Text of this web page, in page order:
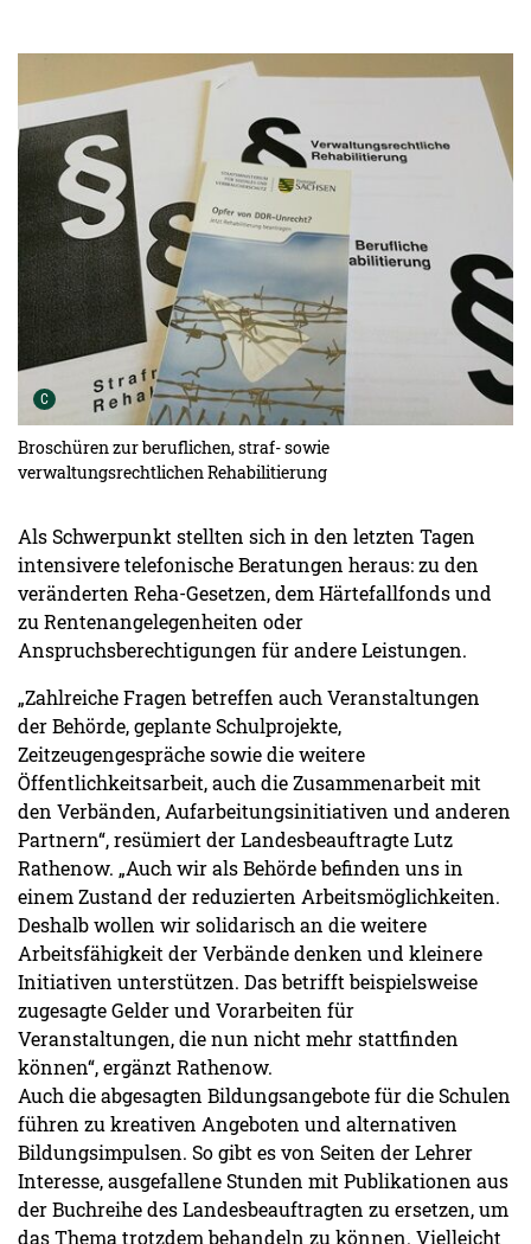
C Urheber der Grafik:
Broschüren zur beruflichen, straf- sowie
verwaltungsrechtlichen Rehabilitierung
Als Schwerpunkt stellten sich in den letzten Tagen
intensivere telefonische Beratungen heraus: zu den
veränderten Reha-Gesetzen, dem Härtefallfonds und
zu Rentenangelegenheiten oder
Anspruchsberechtigungen für andere Leistungen.
„Zahlreiche Fragen betreffen auch Veranstaltungen
der Behörde, geplante Schulprojekte,
Zeitzeugengespräche sowie die weitere
Öffentlichkeitsarbeit, auch die Zusammenarbeit mit
den Verbänden, Aufarbeitungsinitiativen und anderen
Partnern“, resümiert der Landesbeauftragte Lutz
Rathenow. „Auch wir als Behörde befinden uns in
einem Zustand der reduzierten Arbeitsmöglichkeiten.
Deshalb wollen wir solidarisch an die weitere
Arbeitsfähigkeit der Verbände denken und kleinere
Initiativen unterstützen. Das betrifft beispielsweise
zugesagte Gelder und Vorarbeiten für
Veranstaltungen, die nun nicht mehr stattfinden
können“, ergänzt Rathenow.
Auch die abgesagten Bildungsangebote für die Schulen
führen zu kreativen Angeboten und alternativen
Bildungsimpulsen. So gibt es von Seiten der Lehrer
Interesse, ausgefallene Stunden mit Publikationen aus
der Buchreihe des Landesbeauftragten zu ersetzen, um
das Thema trotzdem behandeln zu können. Vielleicht